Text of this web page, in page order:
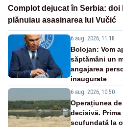
Complot dejucat în Serbia: doi
plănuiau asasinarea lui Vučić
6 aug. 2026, 11:18
Bolojan: Vom
săptămâni un
angajarea
inaugurate
6 aug. 2026, 10:50
Operațiunea
decisivă.
scufundată la